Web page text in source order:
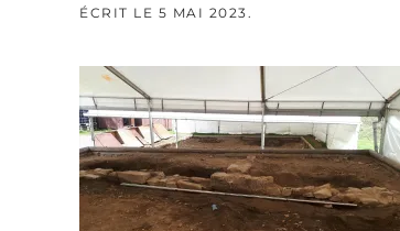
ÉCRIT LE 5 MAI 2023.